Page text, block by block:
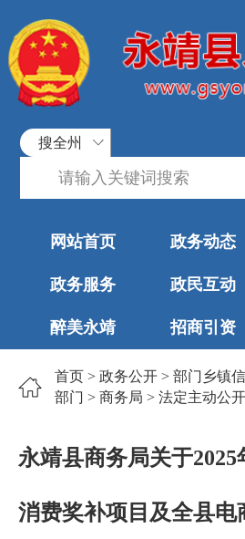
搜全州
网站首页 政务动态
政务服务 政民互动
醉美永靖 招商引资
首页 > 政务公开 > 部门乡镇
部门 > 商务局 > 法定主动公
永靖县商务局关于
消费奖补项目及全县电